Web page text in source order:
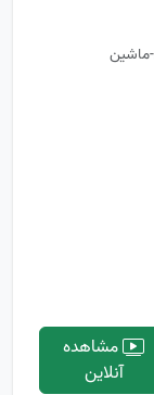
مشاهده
آنلاین